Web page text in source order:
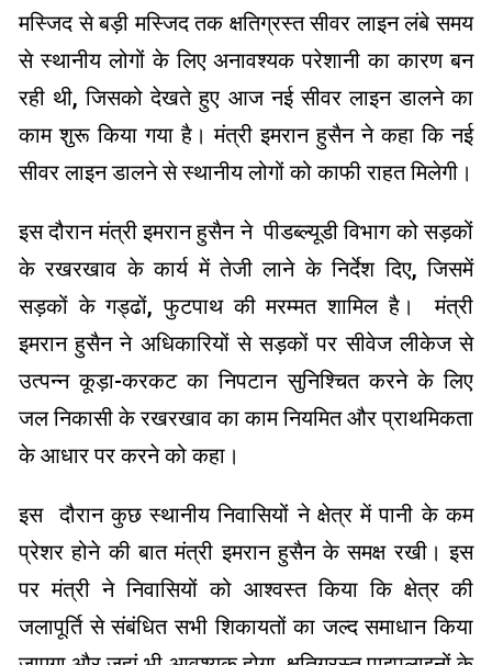
मस्जिद से बड़ी मस्जिद तक क्षतिग्रस्त सीवर लाइन लंबे समय
से स्थानीय लोगों के लिए अनावश्यक परेशानी का कारण बन
रही थी, जिसको देखते हुए आज नई सीवर लाइन डालने का
काम शुरू किया गया है। मंत्री इमरान हुसैन ने कहा कि नई
सीवर लाइन डालने से स्थानीय लोगों को काफी राहत मिलेगी।
इस दौरान मंत्री इमरान हुसैन ने पीडब्ल्यूडी विभाग को सड़कों
के रखरखाव के कार्य में तेजी लाने के निर्देश दिए, जिसमें
सड़कों के गड्ढों, फुटपाथ की मरम्मत शामिल है। मंत्री
इमरान हुसैन ने अधिकारियों से सड़कों पर सीवेज लीकेज से
उत्पन्न कूड़ा-करकट का निपटान सुनिश्चित करने के लिए
जल निकासी के रखरखाव का काम नियमित और प्राथमिकता
के आधार पर करने को कहा।
इस दौरान कुछ स्थानीय निवासियों ने क्षेत्र में पानी के कम
प्रेशर होने की बात मंत्री इमरान हुसैन के समक्ष रखी। इस
पर मंत्री ने निवासियों को आश्वस्त किया कि क्षेत्र की
जलापूर्ति से संबंधित सभी शिकायतों का जल्द समाधान किया